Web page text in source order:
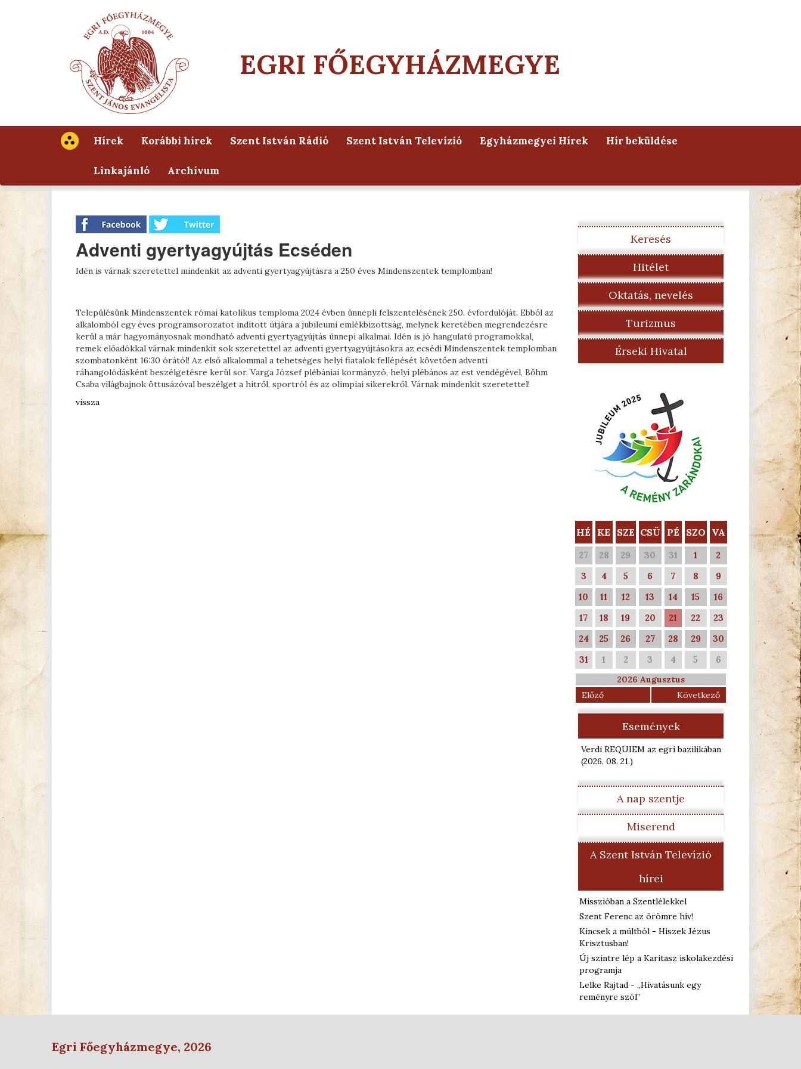
EGRI FŐEGYHÁZMEGYE
Hírek Korábbi hírek Szent István Rádió Szent István Televízió Egyházmegyei Hírek Hír beküldése
Linkajánló Archívum
Adventi gyertyagyújtás Ecséden
Idén is várnak szeretettel mindenkit az adventi gyertyagyújtásra a 250 éves Mindenszentek templomban!
Településünk Mindenszentek római katolikus temploma 2024 évben ünnepli felszentelésének 250. évfordulóját. Ebből az
alkalomból egy éves programsorozatot indított útjára a jubileumi emlékbizottság, melynek keretében megrendezésre
kerül a már hagyományosnak mondható adventi gyertyagyújtás ünnepi alkalmai. Idén is jó hangulatú programokkal,
remek előadókkal várnak mindenkit sok szeretettel az adventi gyertyagyújtásokra az ecsédi Mindenszentek templomban
szombatonként 16:30 órától! Az első alkalommal a tehetséges helyi fiatalok fellépését követően adventi
ráhangolódásként beszélgetésre kerül sor. Varga József plébániai kormányzó, helyi plébános az est vendégével, Bőhm
Csaba világbajnok öttusázóval beszélget a hitről, sportról és az olimpiai sikerekről. Várnak mindenkit szeretettel!
vissza
Keresés
Hitélet
Oktatás, nevelés
Turizmus
Érseki Hivatal
HÉ KE SZE CSÜ PÉ SZO VA
27 28 29 30 31 1
2
3
4 5 6 7 8
9
10
11 12 13 14 15
16
17
18 19 20 21 22
23
24
25 26 27 28 29
30
31
1 2 3 4 5 6
2026 Augusztus
Előző
Következő
Események
Verdi REQUIEM az egri bazilikában
(2026. 08. 21.)
A nap szentje
Miserend
A Szent István Televízió
hírei
Misszióban a Szentlélekkel
Szent Ferenc az örömre hív!
Kincsek a múltból - Hiszek Jézus
Krisztusban!
Új szintre lép a Karitasz iskolakezdési
programja
Lelke Rajtad - „Hivatásunk egy
reményre szól”
Egri Főegyházmegye, 2026